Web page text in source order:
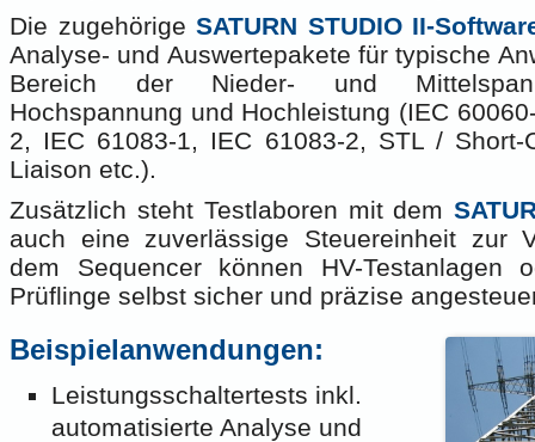
Die zugehörigeSATURN STUDIO II-
Analyse- und Auswertepakete für typische
Bereich der Nieder- und
Hochspannung und Hochleistung (IEC
2, IEC 61083-1, IEC 61083-2, STL / Short-
Liaison etc.).
Zusätzlich steht Testlaboren mit dem
auch eine zuverlässige Steuereinheit zur
dem Sequencer können HV-Testanlagen
Prüflinge selbst sicher und präzise
Beispielanwendungen:
Leistungsschaltertests inkl.
automatisierte Analyse und